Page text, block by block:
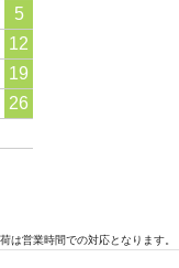
5
12
19
26
は営業時間での対応となります。